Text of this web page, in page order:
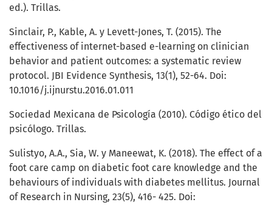
ed.). Trillas.
Sinclair, P., Kable, A. y Levett-Jones, T. (2015). The
effectiveness of internet-based e-learning on clinician
behavior and patient outcomes: a systematic review
protocol. JBI Evidence Synthesis, 13(1), 52-64. Doi:
10.1016/j.ijnurstu.2016.01.011
Sociedad Mexicana de Psicología (2010). Código ético del
psicólogo. Trillas.
Sulistyo, A.A., Sia, W. y Maneewat, K. (2018). The effect of a
foot care camp on diabetic foot care knowledge and the
behaviours of individuals with diabetes mellitus. Journal
of Research in Nursing, 23(5), 416- 425. Doi: